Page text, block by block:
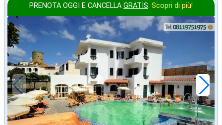
PRENOTA OGGI E CANCELLA GRATIS. Scopri di più!
settembre
in offerta da
€55,00
a notte